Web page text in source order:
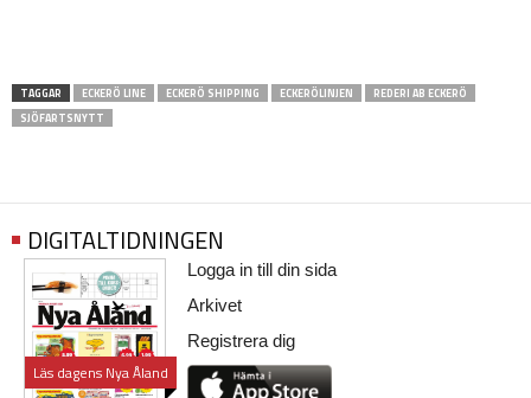
TAGGAR ECKERÖ LINE ECKERÖ SHIPPING ECKERÖLINJEN
REDERI AB ECKERÖ
SJÖFARTSNYTT
DIGITALTIDNINGEN
Läs dagens Nya Åland
Logga in till din sida
Arkivet
Registrera dig